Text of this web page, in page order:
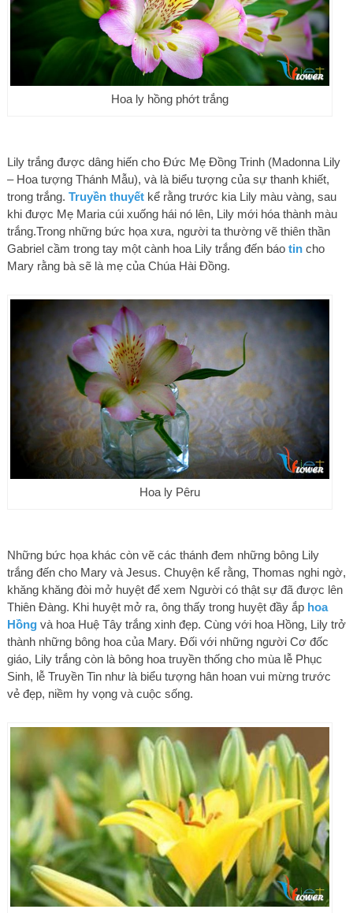
Hoa ly hồng phớt trắng
Lily trắng được dâng hiến cho Đức Mẹ Đồng Trinh (Madonna Lily
– Hoa tượng Thánh Mẫu), và là biểu tượng của sự thanh khiết,
trong trắng. Truyền thuyếtkể rằng trước kia Lily màu vàng, sau
khi được Mẹ Maria cúi xuống hái nó lên, Lily mới hóa thành màu
trắng.Trong những bức họa xưa, người ta thường vẽ thiên thần
Gabriel cầm trong tay một cành hoa Lily trắng đến báo tincho
Mary rằng bà sẽ là mẹ của Chúa Hài Đồng.
Hoa ly Pêru
Những bức họa khác còn vẽ các thánh đem những bông Lily
trắng đến cho Mary và Jesus. Chuyện kể rằng, Thomas nghi ngờ,
khăng khăng đòi mở huyệt để xem Người có thật sự đã được lên
Thiên Đàng. Khi huyệt mở ra, ông thấy trong huyệt đầy ắp hoa
Hồngvà hoa Huệ Tây trắng xinh đẹp. Cùng với hoa Hồng, Lily trở
thành những bông hoa của Mary. Đối với những người Cơ đốc
giáo, Lily trắng còn là bông hoa truyền thống cho mùa lễ Phục
Sinh, lễ Truyền Tin như là biểu tượng hân hoan vui mừng trước
vẻ đẹp, niềm hy vọng và cuộc sống.